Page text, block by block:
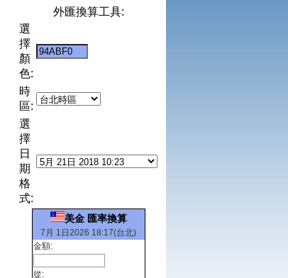
外匯換算工具:
選
擇
顏
色:
時
區:
選
擇
日
期
格
式:
美金 匯率換算
7月 1日2026 18:17(台北)
金額:
從: